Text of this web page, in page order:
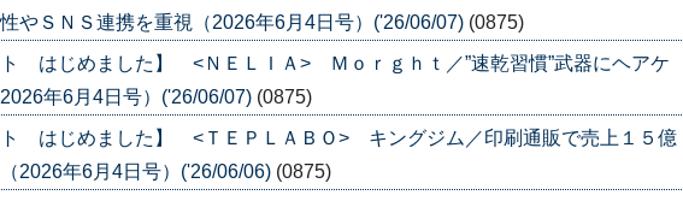
やＳＮＳ連携を重視（2026年6月4日号）('26/06/07) (0875)
ト はじめました】 <ＮＥＬＩＡ> Ｍｏｒｇｈｔ／”速乾習慣”武器にヘアケ
年6月4日号）('26/06/07) (0875)
ト はじめました】 <ＴＥＰＬＡＢＯ> キングジム／印刷通販で売上１５億
2026年6月4日号）('26/06/06) (0875)